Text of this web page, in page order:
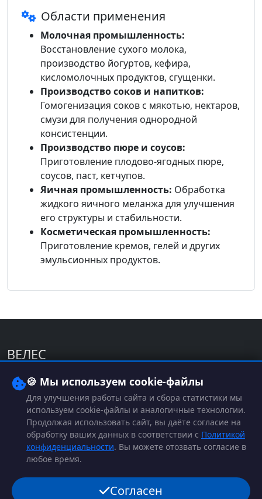
Области применения
Молочная промышленность:
Восстановление сухого молока,
производство йогуртов, кефира,
кисломолочных продуктов, сгущенки.
Производство соков и напитков:
Гомогенизация соков с мякотью, нектаров,
смузи для получения однородной
консистенции.
Производство пюре и соусов:
Приготовление плодово-ягодных пюре,
соусов, паст, кетчупов.
Яичная промышленность: Обработка
жидкого яичного меланжа для улучшения
его структуры и стабильности.
Косметическая промышленность:
Приготовление кремов, гелей и других
эмульсионных продуктов.
ВЕЛЕС
Проектирование и производство промышленного
пищевого оборудования с 2003 года.
Контакты
8-800-201-52-93
🍪 Мы используем cookie-файлы
Для улучшения работы сайта и сбора статистики мы
используем cookie-файлы и аналогичные технологии.
Продолжая использовать сайт, вы даёте согласие на
обработку ваших данных в соответствии с Политикой
конфиденциальности. Вы можете отозвать согласие в
любое время.
Согласен